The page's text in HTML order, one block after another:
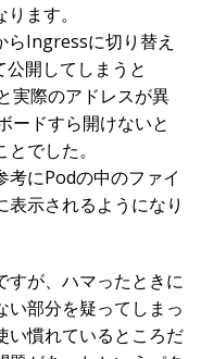
ます。
らIngressに切り替え
開してしまうと
実際のアドレスが異
ードすら開けないと
でした。
考にPodの中のファイ
示されるようになり
すが、ハマったときに
い部分を疑ってしまっ
い慣れているところだ